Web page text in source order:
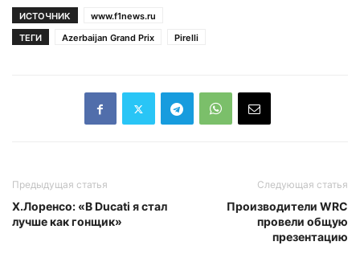
ИСТОЧНИК
www.f1news.ru
ТЕГИ
Azerbaijan Grand Prix Pirelli
Предыдущая статья
Х.Лоренсо: «В Ducati я стал
лучше как гонщик»
Следующая статья
Производители WRC
провели общую
презентацию